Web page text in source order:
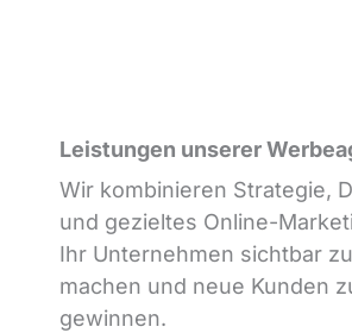
Leistungen unserer
Wir kombinieren Strategie,
und gezieltes Online-
Ihr Unternehmen sichtbar zu
machen und neue Kunden
gewinnen.